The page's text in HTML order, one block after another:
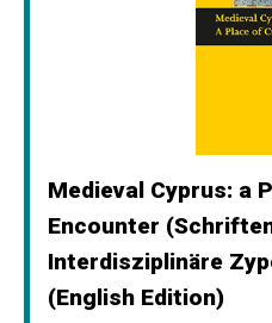
Medieval Cyprus: a
Encounter
Interdisziplinäre
(English Edition)